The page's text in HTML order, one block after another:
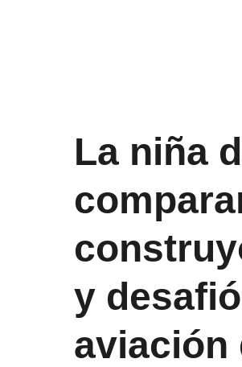
La niña
y
aviación